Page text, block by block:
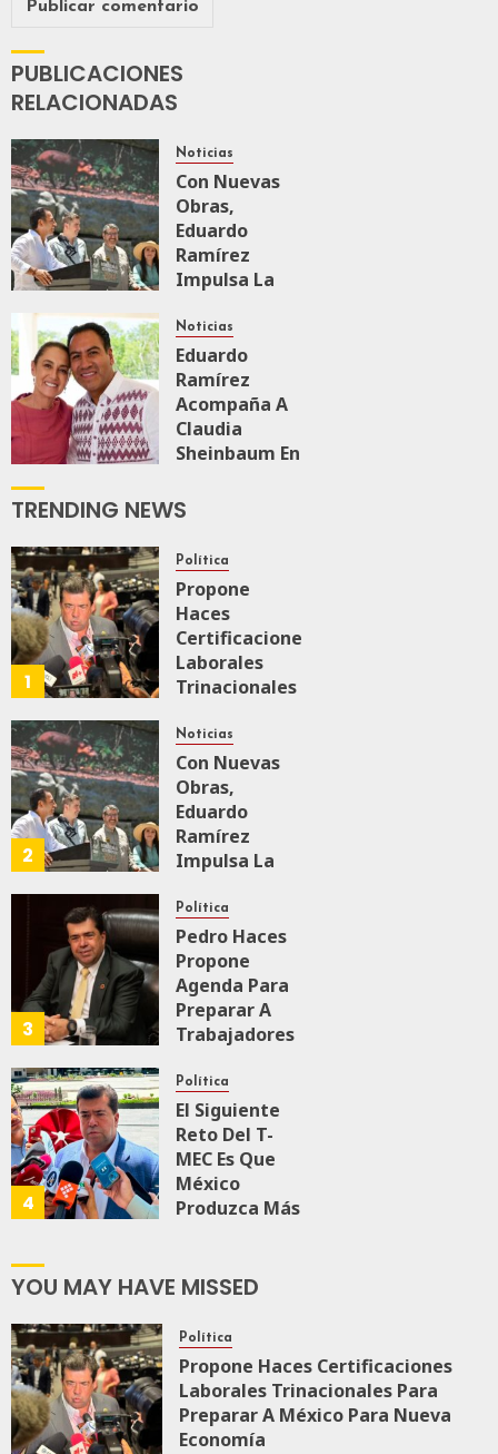
PUBLICACIONES
RELACIONADAS
Noticias
Con Nuevas
Obras,
Eduardo
Ramírez
Impulsa La
Integral Del
ZooMAT
JULIO 28, 2026
0
109
Noticias
Eduardo
Ramírez
Acompaña A
Claudia
Sheinbaum En
De
Del Tren
Maya De
Carga
JULIO 18, 2026
0
155
TRENDING NEWS
1
Política
Propone
Haces
Certificaciones
Laborales
Trinacionales
A México Para
Nueva
Economía
AGOSTO 5, 2026
0
32
2
Noticias
Con Nuevas
Obras,
Eduardo
Ramírez
Impulsa La
Integral Del
ZooMAT
JULIO 28, 2026
0
109
3
Política
Pedro Haces
Propone
Agenda Para
Preparar A
Trabajadores
Economía
JULIO 28, 2026
0
158
4
Política
El Siguiente
Reto Del T-
MEC Es Que
México
Produzca Más
JULIO 24, 2026
YOU MAY HAVE MISSED
Política
Propone Haces Certificaciones
Laborales Trinacionales Para
Preparar A México Para Nueva
Economía